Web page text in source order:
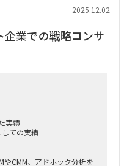
畿圏への1〜2日出張可能
2025.12.02
業での戦略コンサ
実績
ての実績
やCMM、アドホック分析を